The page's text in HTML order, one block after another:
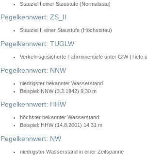
Stauziel I einer Staustufe (Normalstau)
Pegelkennwert: ZS_II
Stauziel II einer Staustufe (Höchststau)
Pegelkennwert: TUGLW
Verkehrsgesicherte Fahrrinnentiefe unter GlW (Tiefe
Pegelkennwert: NNW
niedrigster bekannter Wasserstand
Beispiel: NNW (3.2.1942) 9,30 m
Pegelkennwert: HHW
höchster bekannter Wasserstand
Beispiel: HHW (14.8.2001) 14,31 m
Pegelkennwert: NW
niedrigster Wasserstand in einer Zeitspanne